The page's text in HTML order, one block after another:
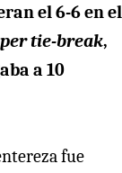
el 6-6 en el
tie-break,
a 10
fue